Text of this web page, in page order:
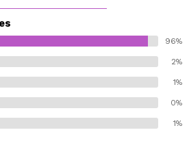
96%
2%
1%
0%
1%